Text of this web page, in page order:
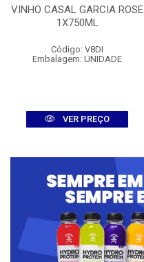
VINHO CASAL GARCIA ROSE
1X750ML
Código: V8DI
Embalagem: UNIDADE
VER PREÇO